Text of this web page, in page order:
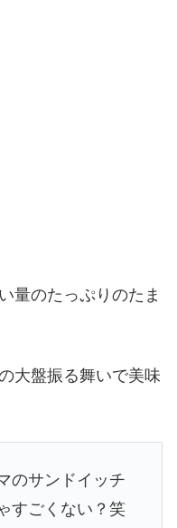
量のたっぷりのたま
大盤振る舞いで美味
のサンドイッチ
すごくない？笑